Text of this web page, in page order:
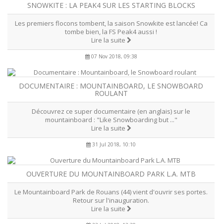
SNOWKITE : LA PEAK4 SUR LES STARTING BLOCKS
Les premiers flocons tombent, la saison Snowkite est lancée! Ca
tombe bien, la FS Peak4 aussi !
Lire la suite
07 Nov 2018, 09:38
DOCUMENTAIRE : MOUNTAINBOARD, LE SNOWBOARD
ROULANT
Découvrez ce super documentaire (en anglais) sur le
mountainboard : "Like Snowboarding but ..."
Lire la suite
31 Jul 2018, 10:10
OUVERTURE DU MOUNTAINBOARD PARK L.A. MTB
Le Mountainboard Park de Rouans (44) vient d'ouvrir ses portes.
Retour sur l'inauguration.
Lire la suite